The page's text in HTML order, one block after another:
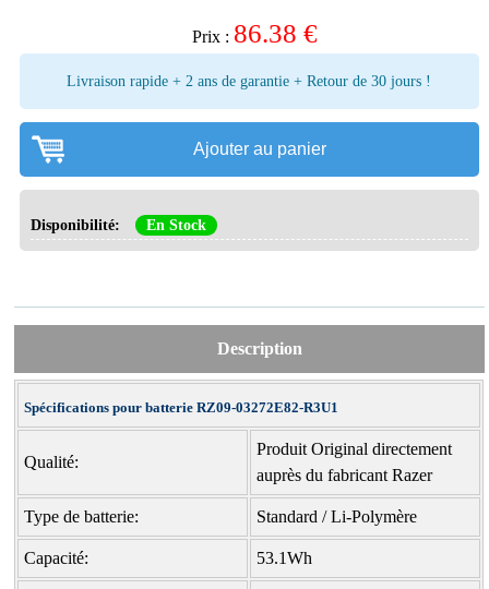
Prix : 86.38 €
Livraison rapide + 2 ans de garantie + Retour de 30 jours !
Ajouter au panier
Disponibilité: En Stock
Description
Spécifications pour batterie RZ09-03272E82-R3U1
Qualité:
Produit Original directement
auprès du fabricant Razer
Type de batterie: Standard / Li-Polymère
Capacité: 53.1Wh